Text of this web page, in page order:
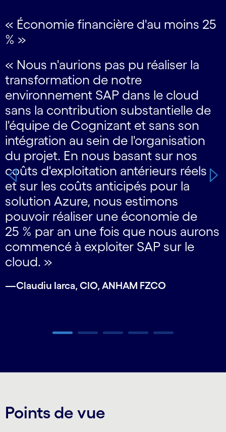
Carousel starts
« Économie financière d'au moins 25
% »
« Nous n'aurions pas pu réaliser la
transformation de notre
environnement SAP dans le cloud
sans la contribution substantielle de
l'équipe de Cognizant et sans son
intégration au sein de l'organisation
du projet. En nous basant sur nos
coûts d'exploitation antérieurs réels
et sur les coûts anticipés pour la
solution Azure, nous estimons
pouvoir réaliser une économie de
25 % par an une fois que nous aurons
commencé à exploiter SAP sur le
cloud. »
—Claudiu Iarca, CIO, ANHAM FZCO
Points de vue